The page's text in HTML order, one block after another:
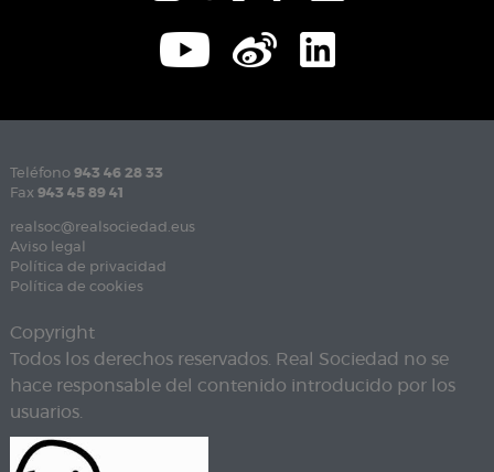
Teléfono 943 46 28 33
Fax 943 45 89 41
realsoc@realsociedad.eus
Aviso legal
Política de privacidad
Política de cookies
Copyright
Todos los derechos reservados. Real Sociedad no se
hace responsable del contenido introducido por los
usuarios.